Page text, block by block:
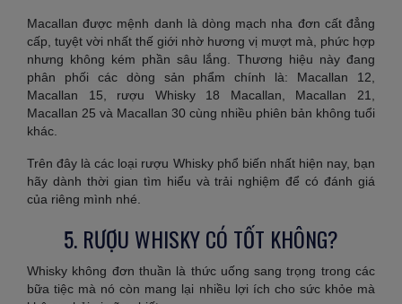
Macallan được mệnh danh là dòng mạch nha đơn cất đẳng
cấp, tuyệt vời nhất thế giới nhờ hương vị mượt mà, phức hợp
nhưng không kém phần sâu lắng. Thương hiệu này đang
phân phối các dòng sản phẩm chính là: Macallan 12,
Macallan 15, rượu Whisky 18 Macallan, Macallan 21,
Macallan 25 và Macallan 30 cùng nhiều phiên bản không tuổi
khác.
Trên đây là các loại rượu Whisky phổ biến nhất hiện nay, bạn
hãy dành thời gian tìm hiểu và trải nghiệm để có đánh giá
của riêng mình nhé.
5. RƯỢU WHISKY CÓ TỐT KHÔNG?
Whisky không đơn thuần là thức uống sang trọng trong các
bữa tiệc mà nó còn mang lại nhiều lợi ích cho sức khỏe mà